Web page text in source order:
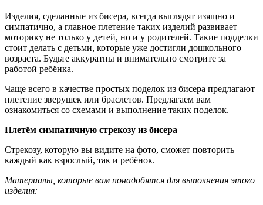
Изделия, сделанные из бисера, всегда выглядят изящно и
симпатично, а главное плетение таких изделий развивает
моторику не только у детей, но и у родителей. Такие подделки
стоит делать с детьми, которые уже достигли дошкольного
возраста. Будьте аккуратны и внимательно смотрите за
работой ребёнка.
Чаще всего в качестве простых поделок из бисера предлагают
плетение зверушек или браслетов. Предлагаем вам
ознакомиться со схемами и выполнение таких поделок.
Плетём симпатичную стрекозу из бисера
Стрекозу, которую вы видите на фото, сможет повторить
каждый как взрослый, так и ребёнок.
Материалы, которые вам понадобятся для выполнения этого
изделия: